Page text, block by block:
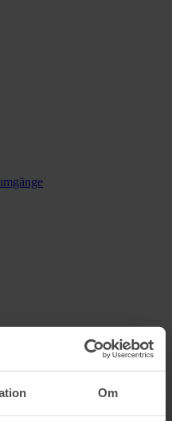
Om
fungerar kontakta oss på